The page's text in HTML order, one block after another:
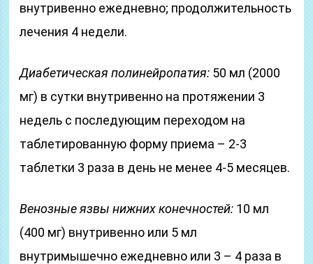
внутривенно ежедневно; продолжительность
лечения 4 недели.
Диабетическая полинейропатия: 50 мл (2000
мг) в сутки внутривенно на протяжении 3
недель с последующим переходом на
таблетированную форму приема – 2-3
таблетки 3 раза в день не менее 4-5 месяцев.
Венозные язвы нижних конечностей: 10 мл
(400 мг) внутривенно или 5 мл
внутримышечно ежедневно или 3 – 4 раза в